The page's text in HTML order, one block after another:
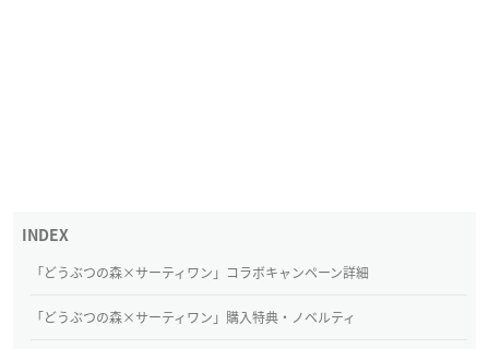
「どうぶつの森×サーティワン」コラボキャンペーン詳細
「どうぶつの森×サーティワン」購入特典・ノベルティ